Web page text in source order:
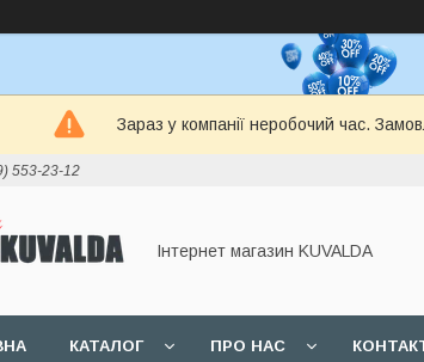
Зараз у компанії неробочий час.
553-23-12
Інтернет магазин KUVALDA
КАТАЛОГ ПРО НАС